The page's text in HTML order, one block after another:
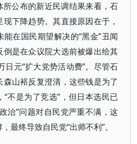
所公布的新近民调结果来看，石
下降趋势。其直接原因在于，
在国民期望解决的“黑金”丑闻
倒是在众议院大选前被爆出给其
日元“扩大党势活动费”。尽管石
山裕反复澄清，这些钱是为了
不是为了竞选”，但日本选民已
治”问题对自民党严重不满，这
最终导致自民党“出师不利”。